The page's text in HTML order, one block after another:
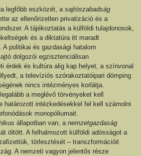
legfőbb eszközét, asajtószabadság
az ellenőrizetlen privatizáció és a
A tájékoztatás a külföldi tulajdonosok,
és a diktatúra itt maradt
A politikai és gazdasági hatalom
dolgozói egzisztenciálisan
érdek és kultúra alig kap helyet, a színvonal
a televíziós szórakoztatóipari dömping
nincs intézményes korlátja.
a meglévő törvényeket kell
határozott intézkedésekkel fel kell számolni
monopóliumait.
állapotban van, anemzetgazdaság
öltött. A felhalmozott külföldi adósságot a
törlesztését – transzformációit
A nemzeti vagyon jelentős része